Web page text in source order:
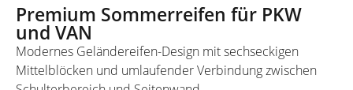
Premium Sommerreifen für PKW
und VAN
Modernes Geländereifen-Design mit sechseckigen
Mittelblöcken und umlaufender Verbindung zwischen